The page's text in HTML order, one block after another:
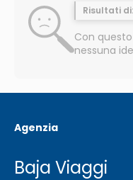
Risultati di:
Con
nessuna
Agenzia
Baja Viaggi